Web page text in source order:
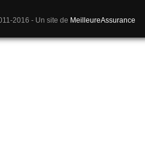
2016 - Un site de MeilleureAssurance